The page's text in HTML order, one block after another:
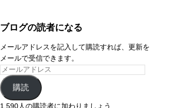
ブログの読者になる
メールアドレスを記入して購読すれば、更新を
メールで受信できます。
購読
1,590人の購読者に加わりましょう